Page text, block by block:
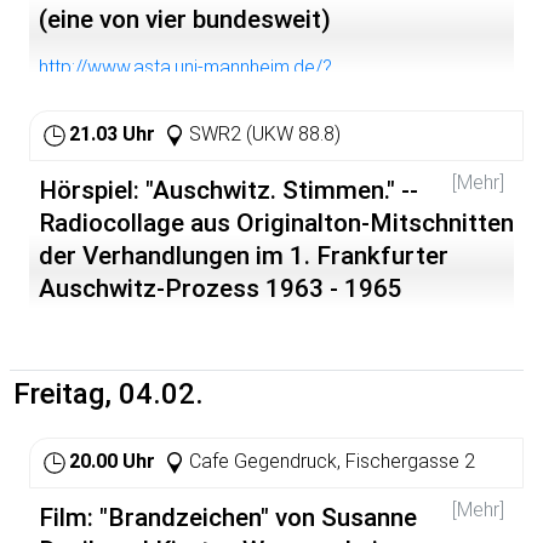
an dieser Stelle nicht verraten.
(eine von vier bundesweit)
http://www.asta.uni-mannheim.de/?
21.03 Uhr
SWR2 (UKW 88.8)
[Mehr]
Hörspiel: "Auschwitz. Stimmen." --
Radiocollage aus Originalton-Mitschnitten
der Verhandlungen im 1. Frankfurter
Auschwitz-Prozess 1963 - 1965
aber war Auschwitz genau? Was geschah in diesem
Lager mit Gleisanschluss, fern im Osten? Niemand kann
selbst dort waren: Häftlinge, die tagtäglich der Willkür
des SS-Wachpersonals ausgeliefert waren. Im
Frankfurter Auschwitz-Prozess kamen solche
Erinnerungen zur Sprache. Das umfangreiche Verfahren,
Freitag, 04.02.
20.00 Uhr Cafe Gegendruck, Fischergasse 2
[Mehr]
Film: "Brandzeichen" von Susanne